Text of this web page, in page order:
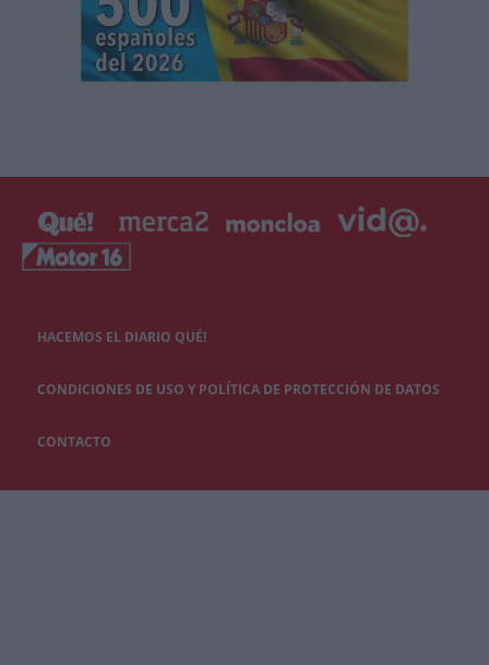
HACEMOS EL DIARIO QUÉ!
CONDICIONES DE USO Y POLÍTICA DE PROTECCIÓN DE DATOS
CONTACTO